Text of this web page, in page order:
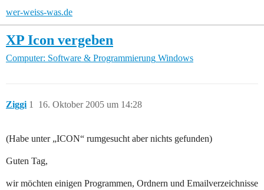
wer-weiss-was.de
XP Icon vergeben
Computer: Software & Programmierung Windows
Ziggi 16. Oktober 2005 um 14:28
1
(Habe unter „ICON“ rumgesucht aber nichts gefunden)
Guten Tag,
wir möchten einigen Programmen, Ordnern und Emailverzeichnisse